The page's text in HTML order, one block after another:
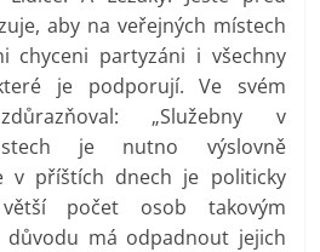
aby na veřejných místech
chyceni partyzáni i všechny
je podporují. Ve svém
„Služebny v
je nutno výslovně
v příštích dnech je politicky
počet osob takovým
má odpadnout jejich